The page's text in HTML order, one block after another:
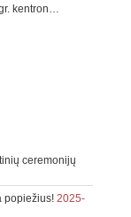
kentron…
ceremonijų
popiežius! 2025-